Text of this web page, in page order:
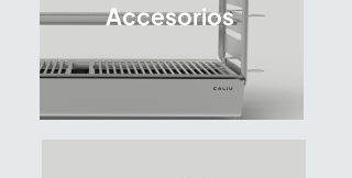
Accesorios